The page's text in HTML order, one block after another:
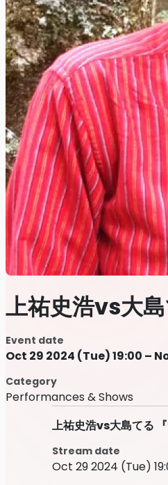
上祐史浩vs大
Event date
Oct 29 2024 (Tue) 19:00 –
Category
Performances & Shows
上祐史浩vs大島てる
Stream date
Oct 29 2024 (Tue)